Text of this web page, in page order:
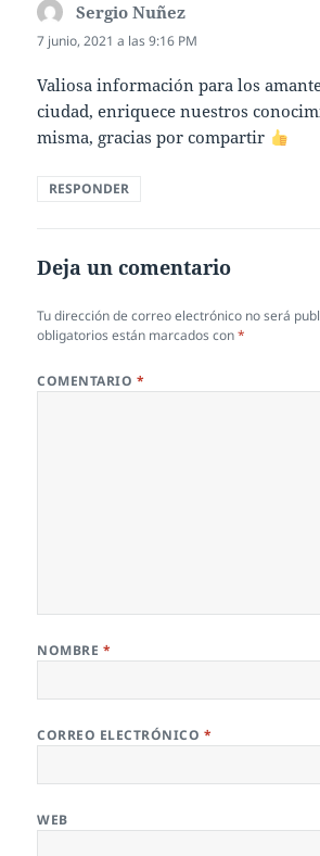
Sergio Nuñez
7 junio, 2021 a las 9:16 PM
Valiosa información para los
ciudad, enriquece nuestros
misma, gracias por compartir
RESPONDER
Deja un comentario
Tu dirección de correo electrónico no será
obligatorios están marcados con*
COMENTARIO *
NOMBRE *
CORREO ELECTRÓNICO *
WEB